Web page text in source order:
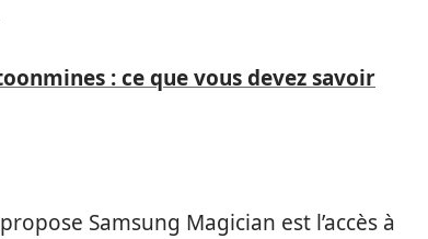
: ce que vous devez savoir
Samsung Magician est l’accès à